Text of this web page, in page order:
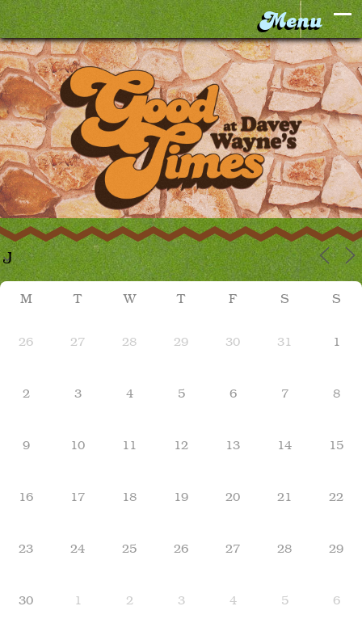
M T W T F S S
26 27 28 29 30 31 1
2 3 4 5 6 7 8
9 10 11 12 13 14 15
16 17 18 19 20 21 22
23 24 25 26 27 28 29
30 1 2 3 4 5 6